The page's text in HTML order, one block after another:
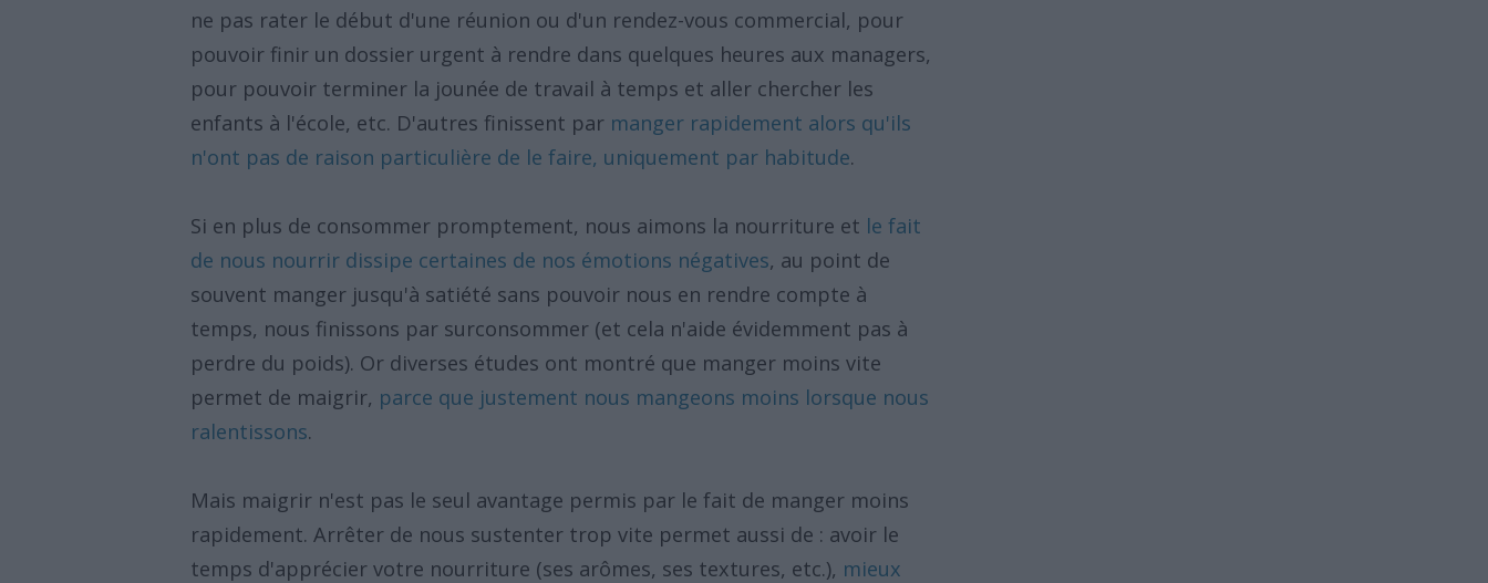
ne pas rater le début d'une réunion ou d'un rendez-vous commercial, pour
pouvoir finir un dossier urgent à rendre dans quelques heures aux managers,
pour pouvoir terminer la jounée de travail à temps et aller chercher les
enfants à l'école, etc. D'autres finissent par manger rapidement alors qu'ils
n'ont pas de raison particulière de le faire, uniquement par habitude.
Si en plus de consommer promptement, nous aimons la nourriture et le fait
de nous nourrir dissipe certaines de nos émotions négatives, au point de
souvent manger jusqu'à satiété sans pouvoir nous en rendre compte à
temps, nous finissons par surconsommer (et cela n'aide évidemment pas à
perdre du poids). Or diverses études ont montré que manger moins vite
permet de maigrir, parce que justement nous mangeons moins lorsque nous
ralentissons.
Mais maigrir n'est pas le seul avantage permis par le fait de manger moins
rapidement. Arrêter de nous sustenter trop vite permet aussi de : avoir le
temps d'apprécier votre nourriture (ses arômes, ses textures, etc.), mieux